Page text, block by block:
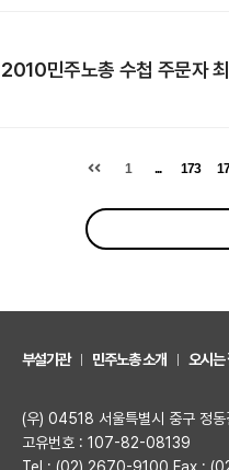
2010민주노총 수첩 주문자
1 ... 173
부설기관 민주노총 소개 오시는
(우) 04518 서울특별시 중구 정
고유번호 : 107-82-08139